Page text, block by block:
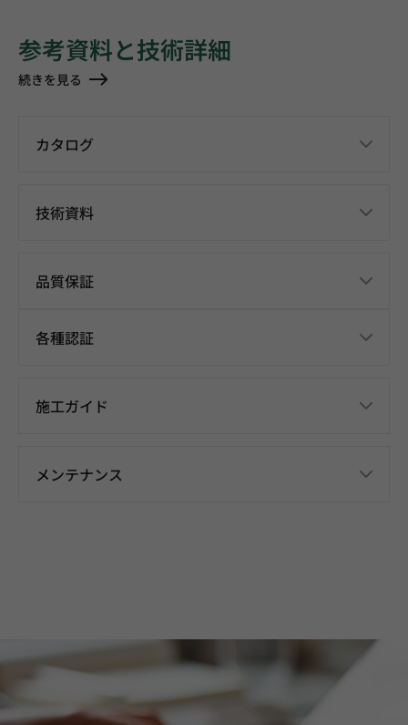
参考資料と技術詳細
続きを見る
カタログ
技術資料
品質保証
各種認証
施工ガイド
メンテナンス